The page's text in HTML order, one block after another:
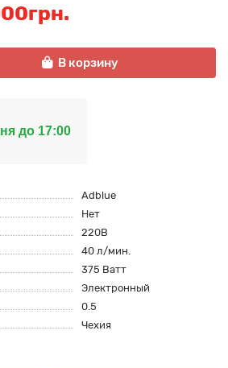
В корзину
до 17:00
Adblue
Нет
220В
40 л/мин.
375 Ватт
Электронный
0.5
Чехия